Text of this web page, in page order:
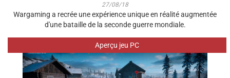
27/08/18
Wargaming a recrée une expérience unique en réalité augmentée
d'une bataille de la seconde guerre mondiale.
Aperçu jeu PC